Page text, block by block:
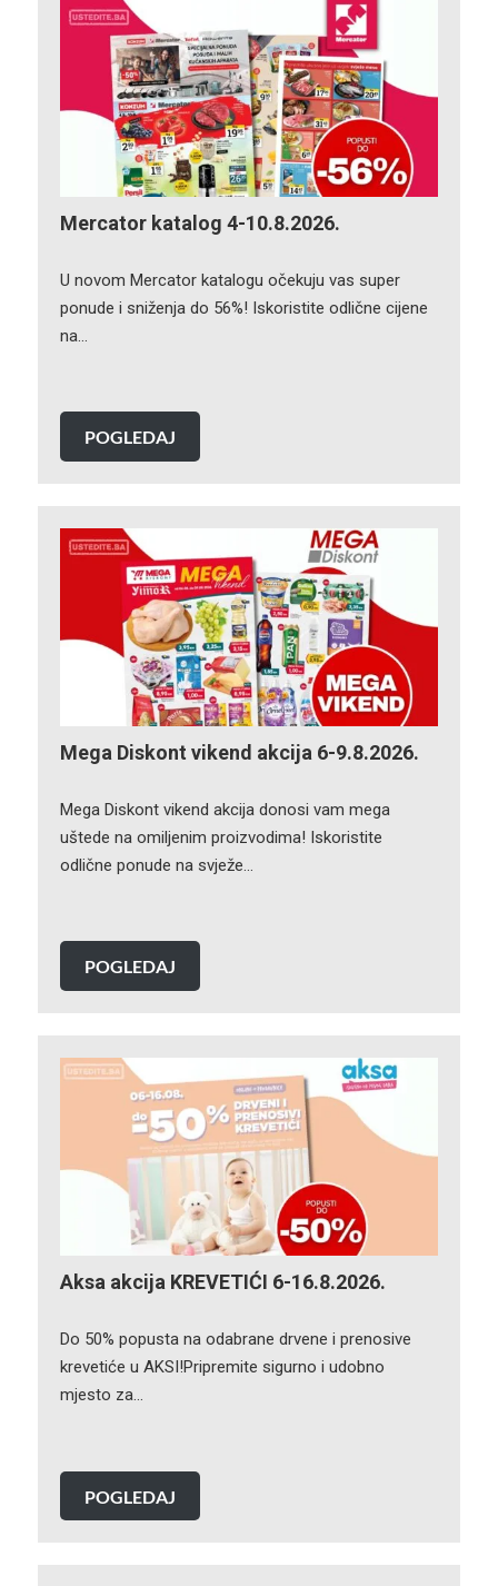
Mercator katalog 4-10.8.2026.
U novom Mercator katalogu očekuju vas super
ponude i sniženja do 56%! Iskoristite odlične cijene
na…
POGLEDAJ
Mega Diskont vikend akcija 6-9.8.2026.
Mega Diskont vikend akcija donosi vam mega
uštede na omiljenim proizvodima! Iskoristite
odlične ponude na svježe…
POGLEDAJ
Aksa akcija KREVETIĆI 6-16.8.2026.
Do 50% popusta na odabrane drvene i prenosive
krevetiće u AKSI!Pripremite sigurno i udobno
mjesto za…
POGLEDAJ